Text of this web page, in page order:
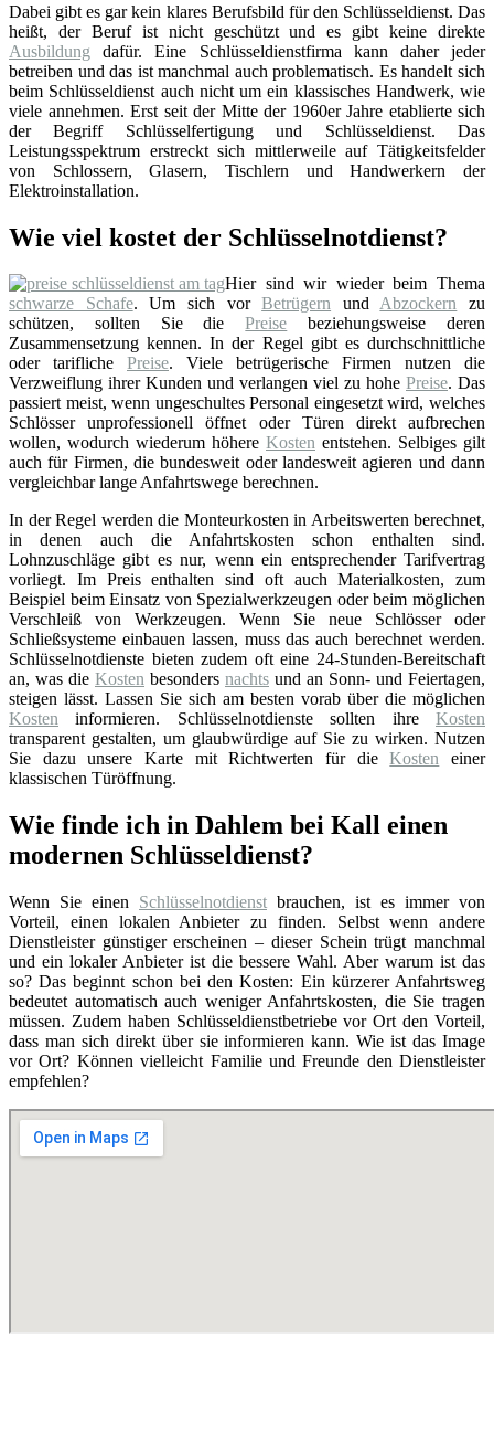
Dabei gibt es gar kein klares Berufsbild für den Schlüsseldienst. Das
heißt, der Beruf ist nicht geschützt und es gibt keine direkte
Ausbildung dafür. Eine Schlüsseldienstfirma kann daher jeder
betreiben und das ist manchmal auch problematisch. Es handelt sich
beim Schlüsseldienst auch nicht um ein klassisches Handwerk, wie
viele annehmen. Erst seit der Mitte der 1960er Jahre etablierte sich
der Begriff Schlüsselfertigung und Schlüsseldienst. Das
Leistungsspektrum erstreckt sich mittlerweile auf Tätigkeitsfelder
von Schlossern, Glasern, Tischlern und Handwerkern der
Elektroinstallation.
Wie viel kostet der Schlüsselnotdienst?
Hier sind wir wieder beim Thema
schwarze Schafe. Um sich vorBetrügern undAbzockern zu
schützen, sollten Sie diePreise beziehungsweise deren
Zusammensetzung kennen. In der Regel gibt es durchschnittliche
oder tarifliche Preise. Viele betrügerische Firmen nutzen die
Verzweiflung ihrer Kunden und verlangen viel zu hohe Preise. Das
passiert meist, wenn ungeschultes Personal eingesetzt wird, welches
Schlösser unprofessionell öffnet oder Türen direkt aufbrechen
wollen, wodurch wiederum höhere Kosten entstehen. Selbiges gilt
auch für Firmen, die bundesweit oder landesweit agieren und dann
vergleichbar lange Anfahrtswege berechnen.
In der Regel werden die Monteurkosten in Arbeitswerten berechnet,
in denen auch die Anfahrtskosten schon enthalten sind.
Lohnzuschläge gibt es nur, wenn ein entsprechender Tarifvertrag
vorliegt. Im Preis enthalten sind oft auch Materialkosten, zum
Beispiel beim Einsatz von Spezialwerkzeugen oder beim möglichen
Verschleiß von Werkzeugen. Wenn Sie neue Schlösser oder
Schließsysteme einbauen lassen, muss das auch berechnet werden.
Schlüsselnotdienste bieten zudem oft eine 24-Stunden-Bereitschaft
an, was die Kosten besonders nachts und an Sonn- und Feiertagen,
steigen lässt. Lassen Sie sich am besten vorab über die möglichen
Kosten informieren. Schlüsselnotdienste sollten ihre Kosten
transparent gestalten, um glaubwürdige auf Sie zu wirken. Nutzen
Sie dazu unsere Karte mit Richtwerten für dieKosten einer
klassischen Türöffnung.
Wie finde ich in Dahlem bei Kall einen
modernen Schlüsseldienst?
Wenn Sie einen Schlüsselnotdienst brauchen, ist es immer von
Vorteil, einen lokalen Anbieter zu finden. Selbst wenn andere
Dienstleister günstiger erscheinen – dieser Schein trügt manchmal
und ein lokaler Anbieter ist die bessere Wahl. Aber warum ist das
so? Das beginnt schon bei den Kosten: Ein kürzerer Anfahrtsweg
bedeutet automatisch auch weniger Anfahrtskosten, die Sie tragen
müssen. Zudem haben Schlüsseldienstbetriebe vor Ort den Vorteil,
dass man sich direkt über sie informieren kann. Wie ist das Image
vor Ort? Können vielleicht Familie und Freunde den Dienstleister
empfehlen?